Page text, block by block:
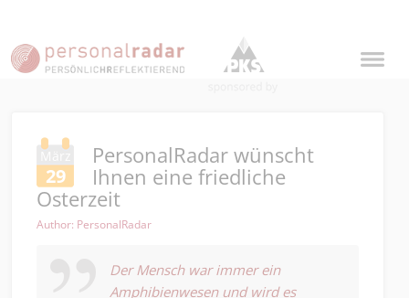
März
29
PersonalRadar wünscht
Ihnen eine friedliche
Osterzeit
Author: PersonalRadar
Der Mensch war immer ein
Amphibienwesen und wird es